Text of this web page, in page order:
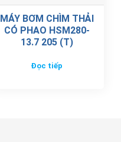
MÁY BƠM CHÌM THẢI
CÓ PHAO HSM280-
13.7 205 (T)
Đọc tiếp